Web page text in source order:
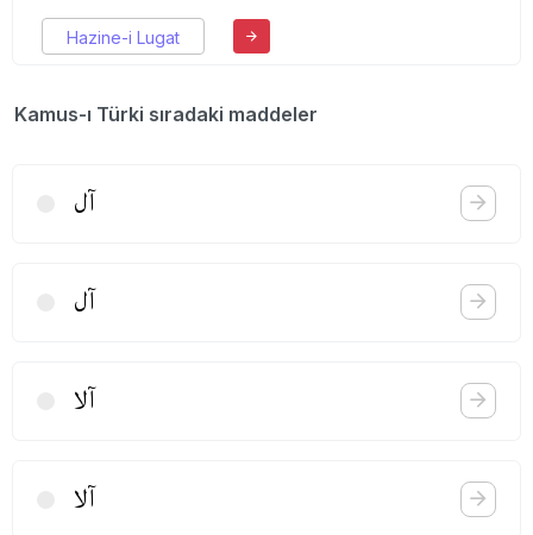
Hazine-i Lugat
Kamus-ı Türki sıradaki maddeler
آل
آل
آلا
آلا